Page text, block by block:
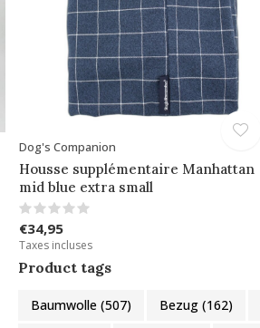
Dog's Companion
Housse supplémentaire Manhattan
mid blue extra small
€34,95
Taxes incluses
Product tags
Baumwolle (507) Bezug (162)